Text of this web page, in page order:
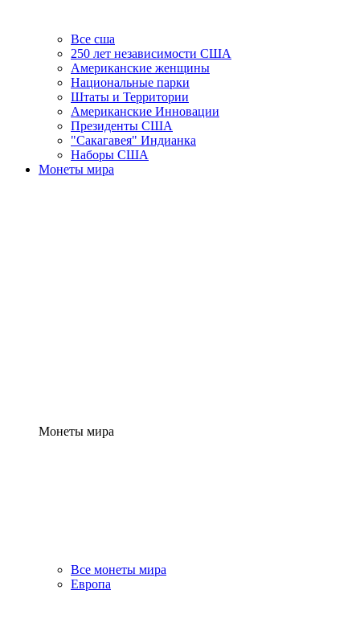
Все сша
250 лет независимости США
Американские женщины
Национальные парки
Штаты и Территории
Американские Инновации
Президенты США
"Сакагавея" Индианка
Наборы США
Монеты мира
Монеты мира
Все монеты мира
Европа